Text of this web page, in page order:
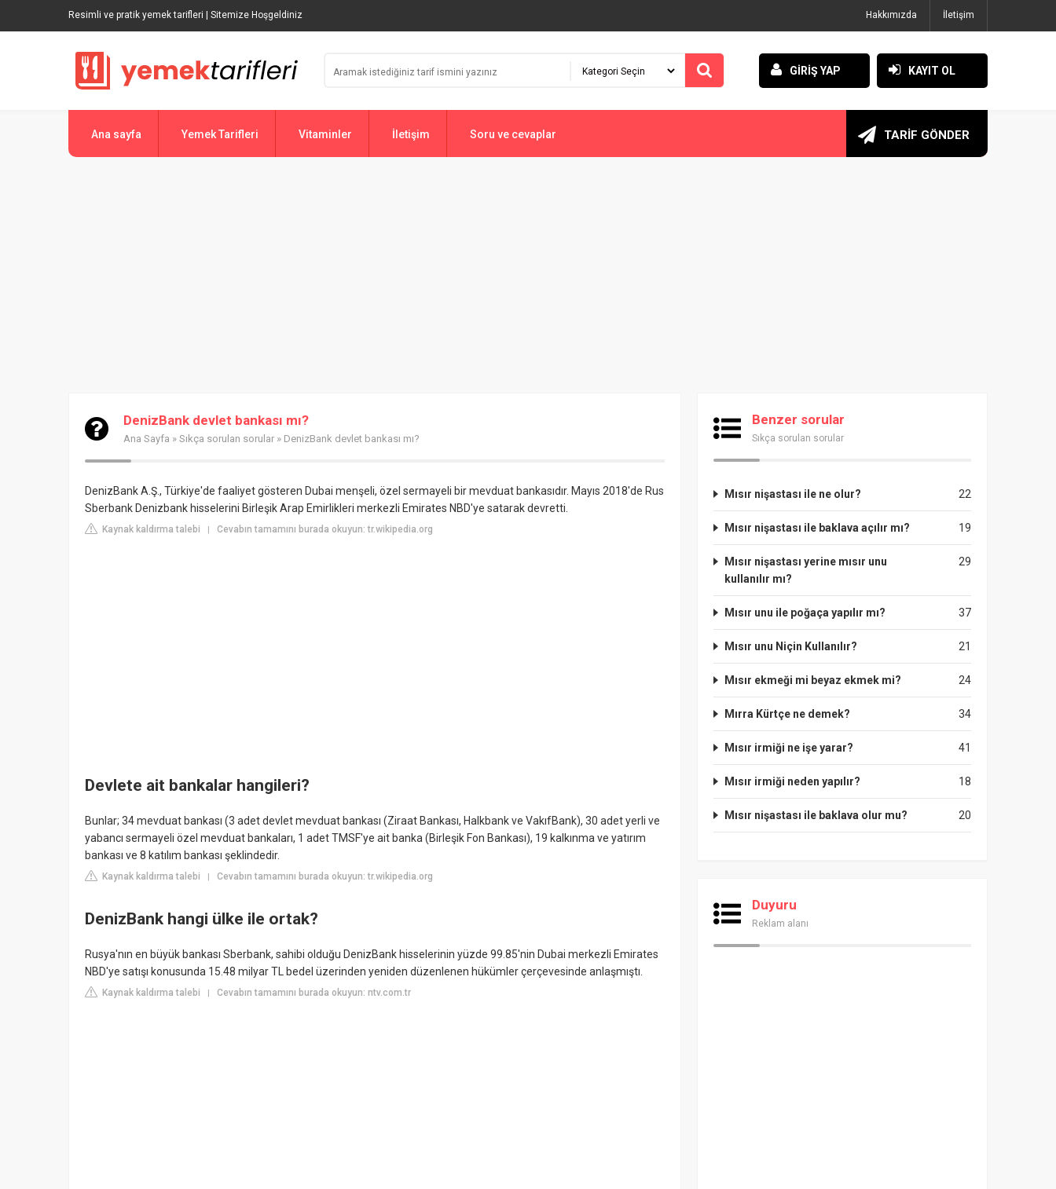
Resimli ve pratik yemek tarifleri | Sitemize Hoşgeldiniz Hakkımızda İletişim
GİRİŞ YAP KAYIT OL
Ana sayfa Yemek Tarifleri Vitaminler İletişim Soru ve cevaplar TARİF GÖNDER
DenizBank devlet bankası mı?
Ana Sayfa » Sıkça sorulan sorular » DenizBank devlet bankası mı?
DenizBank A.Ş., Türkiye'de faaliyet gösteren Dubai menşeli, özel sermayeli bir mevduat bankasıdır. Mayıs 2018'de Rus
Sberbank Denizbank hisselerini Birleşik Arap Emirlikleri merkezli Emirates NBD'ye satarak devretti.
Kaynak kaldırma talebi | Cevabın tamamını burada okuyun: tr.wikipedia.org
Devlete ait bankalar hangileri?
Bunlar; 34 mevduat bankası (3 adet devlet mevduat bankası (Ziraat Bankası, Halkbank ve VakıfBank), 30 adet yerli ve
yabancı sermayeli özel mevduat bankaları, 1 adet TMSF'ye ait banka (Birleşik Fon Bankası), 19 kalkınma ve yatırım
bankası ve 8 katılım bankası şeklindedir.
Kaynak kaldırma talebi Cevabın tamamını burada okuyun: tr.wikipedia.org
DenizBank hangi ülke ile ortak?
Rusya'nın en büyük bankası Sberbank, sahibi olduğu DenizBank hisselerinin yüzde 99.85'nin Dubai merkezli Emirates
NBD'ye satışı konusunda 15.48 milyar TL bedel üzerinden yeniden düzenlenen hükümler çerçevesinde anlaşmıştı.
Kaynak kaldırma talebi Cevabın tamamını burada okuyun: ntv.com.tr
Benzer sorular
Sıkça sorulan sorular
22
Mısır nişastası ile ne olur?
19
Mısır nişastası ile baklava açılır mı?
29
Mısır nişastası yerine mısır unu
kullanılır mı?
37
Mısır unu ile poğaça yapılır mı?
21
Mısır unu Niçin Kullanılır?
24
Mısır ekmeği mi beyaz ekmek mi?
34
Mırra Kürtçe ne demek?
41
Mısır irmiği ne işe yarar?
18
Mısır irmiği neden yapılır?
20
Mısır nişastası ile baklava olur mu?
Duyuru
Reklam alanı